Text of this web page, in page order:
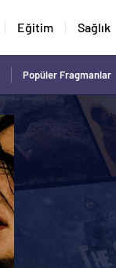
Eğitim Sağlık
Popüler Fragmanlar